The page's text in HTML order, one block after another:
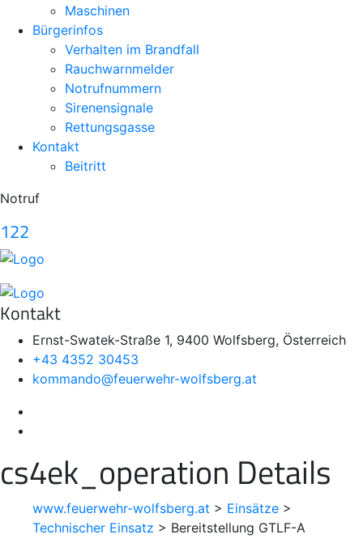
Maschinen
Bürgerinfos
Verhalten im Brandfall
Rauchwarnmelder
Notrufnummern
Sirenensignale
Rettungsgasse
Kontakt
Beitritt
Notruf
122
Kontakt
Ernst-Swatek-Straße 1, 9400 Wolfsberg, Österreich
+43 4352 30453
kommando@feuerwehr-wolfsberg.at
cs4ek_operation Details
www.feuerwehr-wolfsberg.at > Einsätze >
Technischer Einsatz > Bereitstellung GTLF-A